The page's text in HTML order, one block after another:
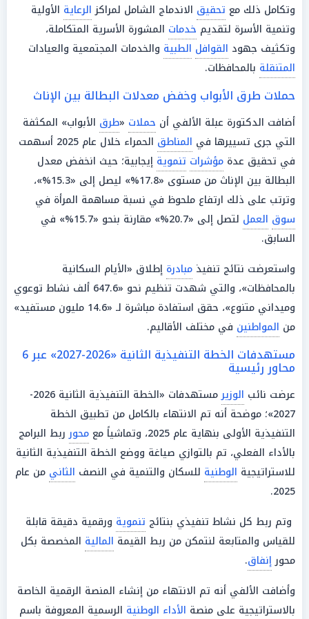
وتكامل ذلك مع تحقيق الاندماج الشامل لمراكزالرعاية الأولية
وتنمية الأسرة لتقديم خدمات المشورة الأسرية المتكاملة،
وتكثيف جهود القوافل الطبية والخدمات المجتمعية والعيادات
المتنقلة بالمحافظات.
حملات طرق الأبواب وخفض معدلات البطالة بين الإناث
أضافت الدكتورة عبلة الألفي أن حملات «طرق الأبواب» المكثفة
التي جرى تسييرها في المناطق
الحمراء خلال عام 2025 أسهمت
في تحقيق عدة مؤشرات تنموية إيجابية؛ حيث انخفض معدل
البطالة بين الإناث من مستوى «17.8%» ليصل إلى «15.3%»،
وترتب على ذلك ارتفاع ملحوظ في نسبة مساهمة المرأة في
سوق العمل
لتصل إلى «20.7%» مقارنة بنحو «15.7%» في
السابق.
واستعرضت نتائج تنفيذ مبادرة إطلاق «الأيام السكانية
بالمحافظات»، والتي شهدت تنظيم نحو «647.6 ألف نشاط توعوي
وميداني متنوع»، حقق استفادة مباشرة لـ «14.6 مليون مستفيد»
من المواطنين في مختلف الأقاليم.
مستهدفات الخطة التنفيذية الثانية «2026-2027» عبر 6
محاور رئيسية
عرضت نائب الوزير
مستهدفات «الخطة التنفيذية الثانية 2026-
2027»؛ موضحة أنه تم الانتهاء بالكامل من تطبيق الخطة
التنفيذية الأولى بنهاية عام 2025، وتماشياً مع
محورربط البرامج
بالأداء الفعلي، تم بالتوازي صياغة ووضع الخطة التنفيذية الثانية
للاستراتيجية الوطنية للسكان والتنمية في النصف الثاني من عام
2025.
وتم ربط كل نشاط تنفيذي بنتائج تنموية ورقمية دقيقة قابلة
للقياس والمتابعة لنتمكن من ربط القيمة المالية المخصصة بكل
محورإنفاق.
وأضافت الألفي أنه تم الانتهاء من إنشاء المنصة الرقمية الخاصة
بالاستراتيجية على منصة الأداء الوطنية الرسمية المعروفة باسم